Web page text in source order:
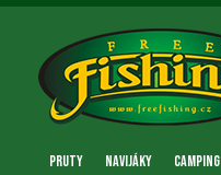
PRUTY NAVIJÁKY CAMPING